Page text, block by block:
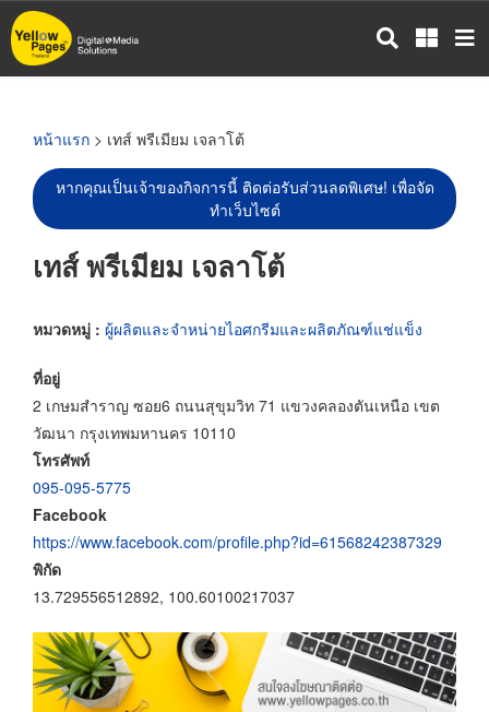
ข้าม
ไป
หน้าแรก > เทส์ พรีเมียม เจลาโต้
หากคุณเป็นเจ้าของกิจการนี้ ติดต่อรับส่วนลดพิเศษ! เพื่อจัด
ทำเว็บไซต์
เทส์ พรีเมียม เจลาโต้
หมวดหมู่ : ผู้ผลิตและจำหน่ายไอศกรีมและผลิตภัณฑ์แช่แข็ง
ที่อยู่
2 เกษมสำราญ ซอย6 ถนนสุขุมวิท 71 แขวงคลองตันเหนือ เขต
วัฒนา กรุงเทพมหานคร 10110
โทรศัพท์
095-095-5775
Facebook
https://www.facebook.com/profile.php?id=61568242387329
พิกัด
13.729556512892, 100.60100217037